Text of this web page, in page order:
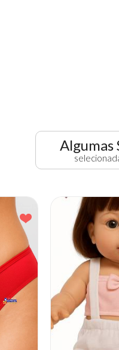
Algumas